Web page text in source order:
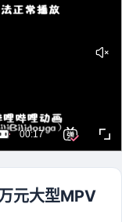
元大型MPV